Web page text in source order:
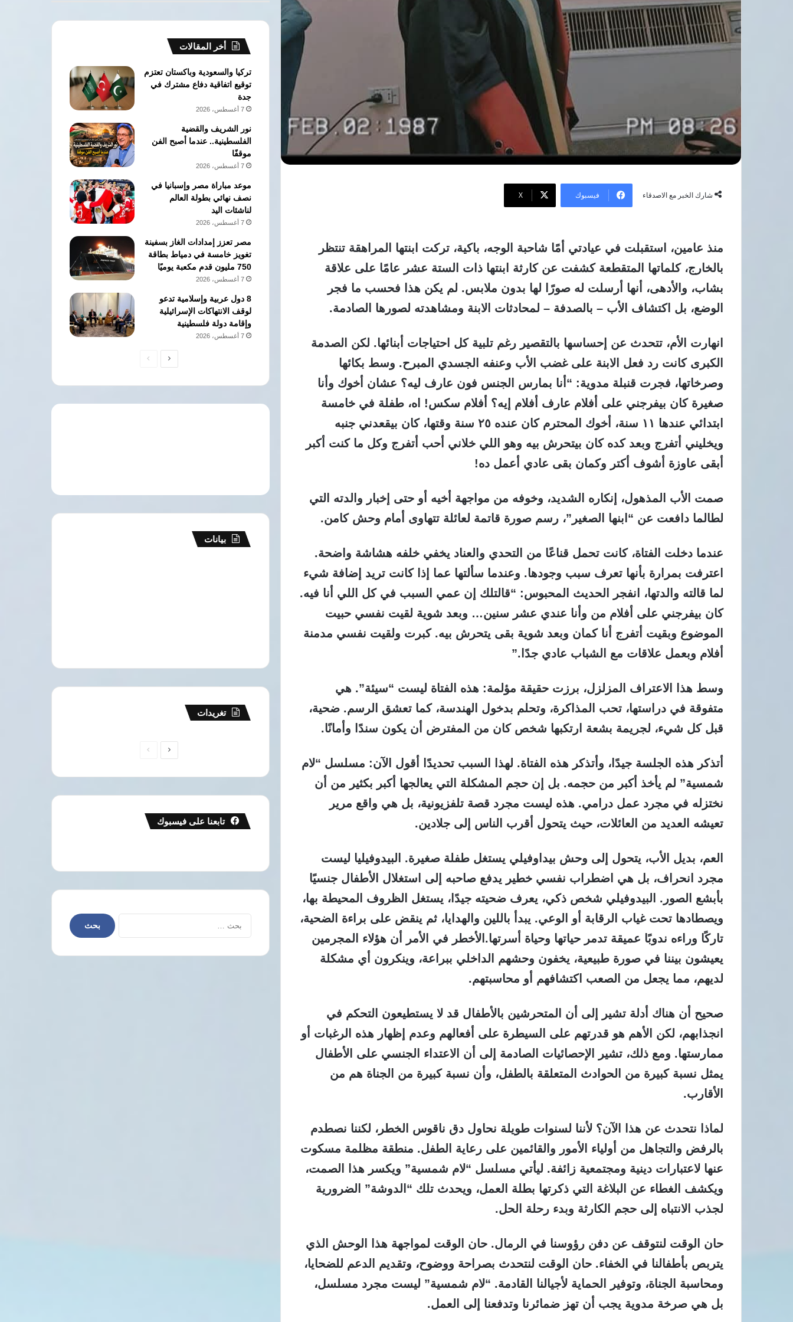
شارك الخبر مع الاصدقاء فيسبوك ‫X
منذ عامين، استقبلت في عيادتي أمًا شاحبة الوجه، باكية، تركت ابنتها المراهقة تنتظر
بالخارج، كلماتها المتقطعة كشفت عن كارثة ابنتها ذات الستة عشر عامًا على علاقة
بشاب، والأدهى، أنها أرسلت له صورًا لها بدون ملابس. لم يكن هذا فحسب ما فجر
الوضع، بل اكتشاف الأب – بالصدفة – لمحادثات الابنة ومشاهدته لصورها الصادمة.
انهارت الأم، تتحدث عن إحساسها بالتقصير رغم تلبية كل احتياجات أبنائها. لكن الصدمة
الكبرى كانت رد فعل الابنة على غضب الأب وعنفه الجسدي المبرح. وسط بكائها
وصرخاتها، فجرت قنبلة مدوية: “أنا بمارس الجنس فون عارف ليه؟ عشان أخوك وأنا
صغيرة كان بيفرجني على أفلام عارف أفلام إيه؟ أفلام سكس! اه، طفلة في خامسة
ابتدائي عندها ١١ سنة، أخوك المحترم كان عنده ٢٥ سنة وقتها، كان بيقعدني جنبه
ويخليني أتفرج وبعد كده كان بيتحرش بيه وهو اللي خلاني أحب أتفرج وكل ما كنت أكبر
أبقى عاوزة أشوف أكتر وكمان بقى عادي أعمل ده!
صمت الأب المذهول، إنكاره الشديد، وخوفه من مواجهة أخيه أو حتى إخبار والدته التي
لطالما دافعت عن “ابنها الصغير”، رسم صورة قاتمة لعائلة تتهاوى أمام وحش كامن.
عندما دخلت الفتاة، كانت تحمل قناعًا من التحدي والعناد يخفي خلفه هشاشة واضحة.
اعترفت بمرارة بأنها تعرف سبب وجودها. وعندما سألتها عما إذا كانت تريد إضافة شيء
لما قالته والدتها، انفجر الحديث المحبوس: “قالتلك إن عمي السبب في كل اللي أنا فيه.
كان بيفرجني على أفلام من وأنا عندي عشر سنين… وبعد شوية لقيت نفسي حبيت
الموضوع وبقيت أتفرج أنا كمان وبعد شوية بقى يتحرش بيه. كبرت ولقيت نفسي مدمنة
أفلام وبعمل علاقات مع الشباب عادي جدًا.”
وسط هذا الاعتراف المزلزل، برزت حقيقة مؤلمة: هذه الفتاة ليست “سيئة”. هي
متفوقة في دراستها، تحب المذاكرة، وتحلم بدخول الهندسة، كما تعشق الرسم. ضحية،
قبل كل شيء، لجريمة بشعة ارتكبها شخص كان من المفترض أن يكون سندًا وأمانًا.
أتذكر هذه الجلسة جيدًا، وأتذكر هذه الفتاة. لهذا السبب تحديدًا أقول الآن: مسلسل “لام
شمسية” لم يأخذ أكبر من حجمه. بل إن حجم المشكلة التي يعالجها أكبر بكثير من أن
نختزله في مجرد عمل درامي. هذه ليست مجرد قصة تلفزيونية، بل هي واقع مرير
تعيشه العديد من العائلات، حيث يتحول أقرب الناس إلى جلادين.
العم، بديل الأب، يتحول إلى وحش بيداوفيلي يستغل طفلة صغيرة. البيدوفيليا ليست
مجرد انحراف، بل هي اضطراب نفسي خطير يدفع صاحبه إلى استغلال الأطفال جنسيًا
بأبشع الصور. البيدوفيلي شخص ذكي، يعرف ضحيته جيدًا، يستغل الظروف المحيطة بها،
ويصطادها تحت غياب الرقابة أو الوعي. يبدأ باللين والهدايا، ثم ينقض على براءة الضحية،
تاركًا وراءه ندوبًا عميقة تدمر حياتها وحياة أسرتها.الأخطر في الأمر أن هؤلاء المجرمين
يعيشون بيننا في صورة طبيعية، يخفون وحشهم الداخلي ببراعة، وينكرون أي مشكلة
لديهم، مما يجعل من الصعب اكتشافهم أو محاسبتهم.
صحيح أن هناك أدلة تشير إلى أن المتحرشين بالأطفال قد لا يستطيعون التحكم في
انجذابهم، لكن الأهم هو قدرتهم على السيطرة على أفعالهم وعدم إظهار هذه الرغبات أو
ممارستها. ومع ذلك، تشير الإحصائيات الصادمة إلى أن الاعتداء الجنسي على الأطفال
يمثل نسبة كبيرة من الحوادث المتعلقة بالطفل، وأن نسبة كبيرة من الجناة هم من
الأقارب.
لماذا نتحدث عن هذا الآن؟ لأننا لسنوات طويلة نحاول دق ناقوس الخطر، لكننا نصطدم
بالرفض والتجاهل من أولياء الأمور والقائمين على رعاية الطفل. منطقة مظلمة مسكوت
عنها لاعتبارات دينية ومجتمعية زائفة. ليأتي مسلسل “لام شمسية” ويكسر هذا الصمت،
ويكشف الغطاء عن البلاغة التي ذكرتها بطلة العمل، ويحدث تلك “الدوشة” الضرورية
لجذب الانتباه إلى حجم الكارثة وبدء رحلة الحل.
حان الوقت لنتوقف عن دفن رؤوسنا في الرمال. حان الوقت لمواجهة هذا الوحش الذي
يتربص بأطفالنا في الخفاء. حان الوقت لنتحدث بصراحة ووضوح، وتقديم الدعم للضحايا،
ومحاسبة الجناة، وتوفير الحماية لأجيالنا القادمة. “لام شمسية” ليست مجرد مسلسل،
بل هي صرخة مدوية يجب أن تهز ضمائرنا وتدفعنا إلى العمل.
أخر المقالات
تركيا والسعودية وباكستان تعتزم
توقيع اتفاقية دفاع مشترك في
جدة
7 أغسطس، 2026
نور الشريف والقضية
الفلسطينية.. عندما أصبح الفن
موقفًا
7 أغسطس، 2026
موعد مباراة مصر وإسبانيا في
نصف نهائي بطولة العالم
لناشئات اليد
7 أغسطس، 2026
مصر تعزز إمدادات الغاز بسفينة
تغويز خامسة في دمياط بطاقة
750 مليون قدم مكعبة يوميًا
7 أغسطس، 2026
8 دول عربية وإسلامية تدعو
لوقف الانتهاكات الإسرائيلية
وإقامة دولة فلسطينية
7 أغسطس، 2026
الصفحةالصفحة
بيانات
تغريدات
الصفحةالصفحة
تابعنا على فيسبوك
البحث
عن: